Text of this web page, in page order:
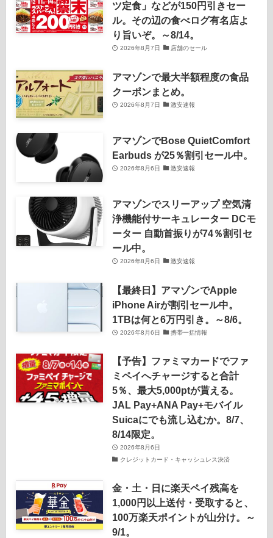
ツ定食」などが150円引きセー
ル。その辺の食べログ有名店よ
り旨いぞ。～8/14。
2026年8月7日 店舗のセール
アマゾンで最大半額程度の食品
クーポンまとめ。
2026年8月7日 激安速報
アマゾンでBose QuietComfort
Earbuds が25％割引セール中。
2026年8月6日 激安速報
アマゾンでスリーアップ 空気清
浄機能付サーキュレーター DCモ
ーター 自動首振りが74％割引セ
ール中。
2026年8月6日 激安速報
【最終日】アマゾンでApple
iPhone Airが割引セール中。
1TBは何と6万円引き。～8/6。
2026年8月6日 携帯一括情報
【予告】ファミマカードでファ
ミペイへチャージすると合計
5％、最大5,000ptが貰える。
JAL Pay+ANA Pay+モバイル
Suicaにでも流し込むか。8/7、
8/14限定。
2026年8月6日
クレジットカード・キャッシュレス決済
金・土・日に楽天ペイ残高を
1,000円以上送付・受取すると、
100万楽天ポイントが山分け。～
9/1。